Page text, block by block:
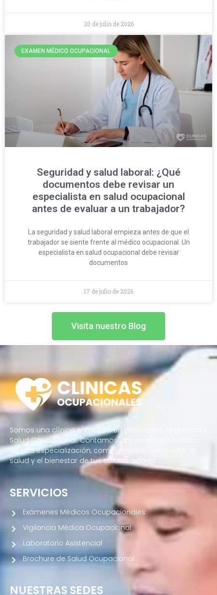
20 de julio de 2026
EXAMEN MÉDICO OCUPACIONAL
Seguridad y salud laboral: ¿Qué
documentos debe revisar un
especialista en salud ocupacional
antes de evaluar a un trabajador?
La seguridad y salud laboral empieza antes de que el
trabajador se siente frente al médico ocupacional. Un
especialista en salud ocupacional debe revisar
documentos
17 de julio de 2026
Visita nuestro Blog
Somos una clínica enfocada en Prevención, Seguridad y
Salud Ocupacional. Contamos con un equipo médico
de alta especialización, comprometido con cuidar la
salud y el bienestar de tus colaboradores.
NUESTRAS SEDES
SERVICIOS
Exámenes Médicos Ocupacionales
Vigilancia Médica Ocupacional
Laboratorio Asistencial
Brochure de Salud Ocupacional